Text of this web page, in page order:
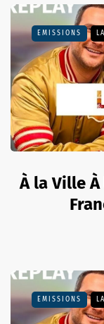
EMISSIONS
À la Ville
EMISSIONS